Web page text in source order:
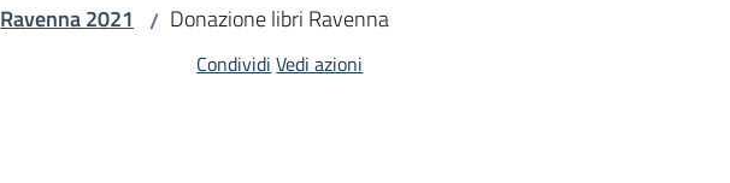
Ravenna 2021 / Donazione libri Ravenna
Condividi Vedi azioni